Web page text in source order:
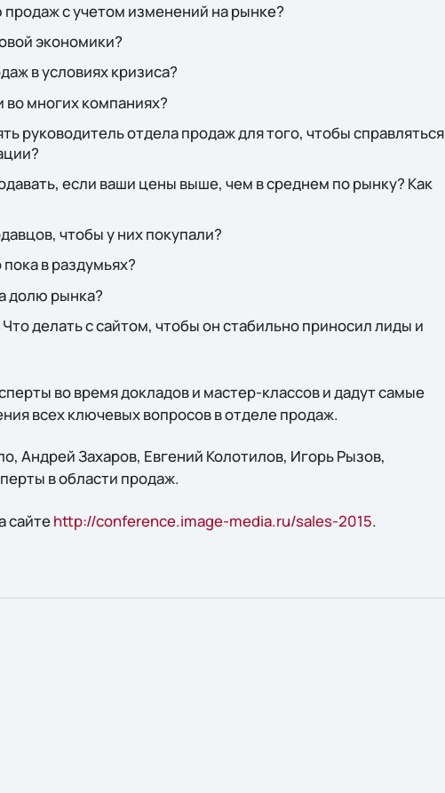
с учетом изменений на рынке?
экономики?
в условиях кризиса?
многих компаниях?
руководитель отдела продаж для того, чтобы справляться
если ваши цены выше, чем в среднем по рынку? Как
чтобы у них покупали?
в раздумьях?
долю рынка?
делать с сайтом, чтобы он стабильно приносил лиды и
во время докладов и мастер-классов и дадут самые
всех ключевых вопросов в отделе продаж.
Андрей Захаров, Евгений Колотилов, Игорь Рызов,
в области продаж.
сайтеhttp://conference.image-media.ru/sales-2015.